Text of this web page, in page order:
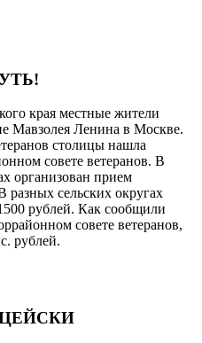
края местные жители
Мавзолея Ленина в Москве.
столицы нашла
совете ветеранов. В
организован прием
разных сельских округах
рублей. Как сообщили
совете ветеранов,
рублей.